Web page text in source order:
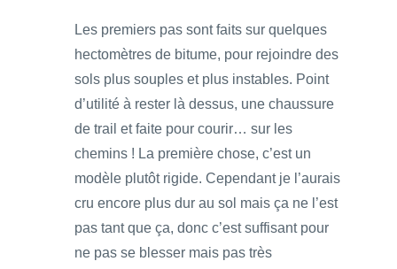
Les premiers pas sont faits sur quelques
hectomètres de bitume, pour rejoindre des
sols plus souples et plus instables. Point
d’utilité à rester là dessus, une chaussure
de trail et faite pour courir… sur les
chemins ! La première chose, c’est un
modèle plutôt rigide. Cependant je l’aurais
cru encore plus dur au sol mais ça ne l’est
pas tant que ça, donc c’est suffisant pour
ne pas se blesser mais pas très